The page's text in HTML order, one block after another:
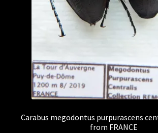
Carabus megodontus purpurascens
from FRANCE